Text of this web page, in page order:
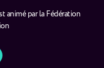
animé par la Fédération